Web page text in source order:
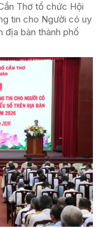
Thơ tổ chức Hội
tin cho Người có uy
địa bàn thành phố